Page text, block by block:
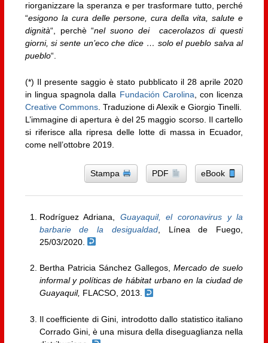
riorganizzare la speranza e per trasformare tutto, perché
“esigono la cura delle persone, cura della vita, salute e
dignità“, perchè “nel suono dei cacerolazos di questi
giorni, si sente un’eco che dice … solo el pueblo salva al
pueblo“.
(*) Il presente saggio è stato pubblicato il 28 aprile 2020
in lingua spagnola dalla Fundación Carolina , con licenza
Creative Commons. Traduzione di Alexik e Giorgio Tinelli.
L’immagine di apertura è del 25 maggio scorso. Il cartello
si riferisce alla ripresa delle lotte di massa in Ecuador,
come nell’ottobre 2019.
Stampa PDF eBook
Rodríguez Adriana, Guayaquil, el coronavirus y la
barbarie de la desigualdad, Línea de Fuego,
25/03/2020.
Bertha Patricia Sánchez Gallegos,Mercado de suelo
informal y políticas de hábitat urbano en la ciudad de
Guayaquil, FLACSO, 2013.
Il coefficiente di Gini, introdotto dallo statistico italiano
Corrado Gini, è una misura della diseguaglianza nella